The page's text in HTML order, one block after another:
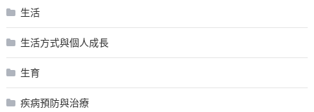
生活
生活方式與個人成長
生育
疾病預防與治療